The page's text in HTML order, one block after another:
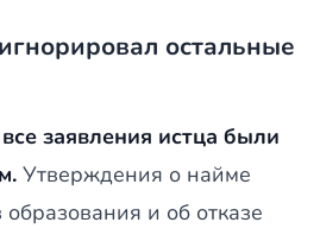
остальные
заявления истца были
Утверждения о найме
и об отказе